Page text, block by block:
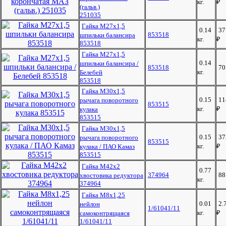
(гальв.)
251035
кг.
₽
Гайка М27х1,5
шпильки балансира
853518
853518
0.14
кг.
₽
Гайка М27х1,5
шпильки балансира /
Белебей
853518
853518
0.14
кг.
Гайка М30х1,5
рычага поворотного
кулака
853515
853515
0.15
кг.
₽
Гайка М30х1,5
рычага поворотного
кулака / ПАО Камаз
853515
853515
0.15
кг.
₽
Гайка М42х2
хвостовика редуктора
374964
374964
0.77
кг.
Гайка М8х1,25
нейлон
самоконтрящаяся
1/61041/11
1/61041/11
0.01
кг.
₽